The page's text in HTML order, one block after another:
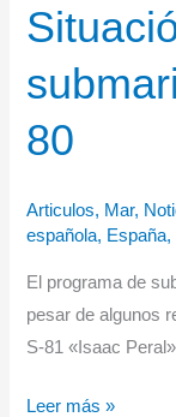
en
el
ejercicio
23”
Ghana
80
Articulos, Mar,
española, España,
El programa de
pesar de algunos
S-81 «Isaac
Situación
Leer más »